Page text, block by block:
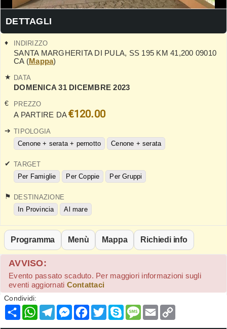
DETTAGLI
INDIRIZZO
SANTA MARGHERITA DI PULA, SS 195 KM 41,200 09010
CA(Mappa)
DATA
DOMENICA 31 DICEMBRE 2023
PREZZO
A PARTIRE DA €120.00
TIPOLOGIA
Cenone + serata + pernotto
Cenone + serata
TARGET
Per Famiglie
Per Coppie Per Gruppi
DESTINAZIONE
In Provincia
Al mare
Programma Menù Mappa Richiedi info
AVVISO:
Evento passato scaduto. Per maggiori informazioni sugli
eventi aggiornati Contattaci
Condividi:
Condividi
WhatsApp
Telegram
Messenger
Facebook
TwitterSkypeMessage
Email